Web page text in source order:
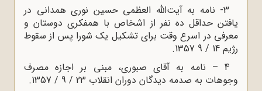
3- نامه به آیت‌الله العظمی حسین نوری همدانی در
یافتن حداقل ده نفر از اشخاص با همفکری دوستان و
معرفی در اسرع وقت برای تشکیل یک شورا پس از سقوط
رژیم 14 / 9 1357
.
4 – نامه به آقای صبوری، مبنی بر اجازه مصرف
وجوهات به صدمه دیدگان دوران انقلاب 23 / 9 / 1357
.